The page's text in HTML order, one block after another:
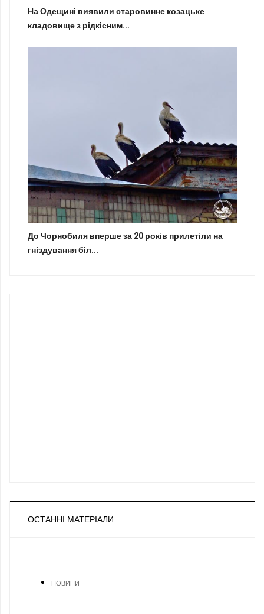
На Одещині виявили старовинне козацьке
кладовище з рідкісним...
До Чорнобиля вперше за 20 років прилетіли на
гніздування біл...
ОСТАННІ МАТЕРІАЛИ
НОВИНИ